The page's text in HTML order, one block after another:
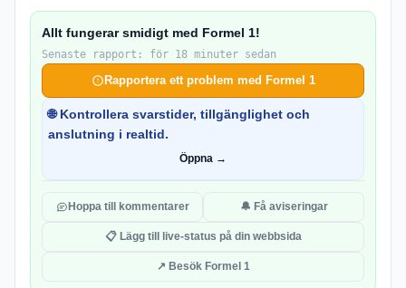
Allt fungerar smidigt med Formel 1!
Senaste rapport: för 18 minuter sedan
Rapportera ett problem med Formel 1
🌐 Kontrollera svarstider, tillgänglighet och
anslutning i realtid.
Öppna →
Hoppa till kommentarer 🔔 Få aviseringar
📋 Lägg till live-status på din webbsida
↗ Besök Formel 1